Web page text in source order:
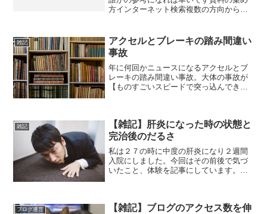
方インターネット検索複数の方向から検
すプロ3Dモデラーは1日（8時間）使うそ
うですセーフサーチ（...
雑記
アクセルとブレーキの踏み間違い
事故
年に何回かニュースになるアクセルとブ
レーキの踏み間違い事故。大体の事故が
【ものすごいスピードで突っ込んでき
あります。なぜ踏み間違うの...
雑記
【雑記】肝炎になった時の状態と
完治後のだるさ
私は２７の時に中度の肝炎になり２週間
入院にしました。今回はその前後で気づ
いたこと、体験を記事にしています。同
リンクを飲む習慣がありま...
ブログ運営
【雑記】ブログのアクセス数を伸